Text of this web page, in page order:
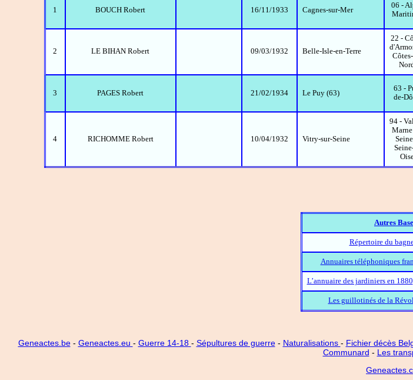
1 BOUCH Robert 16/11/1933 Cagnes-sur-Mer
06 -
2 LE BIHAN Robert 09/03/1932 Belle-Isle-en-Terre
22 -
3 PAGES Robert 21/02/1934 Le Puy (63)
63 -
de-
4 RICHOMME Robert 10/04/1932 Vitry-sur-Seine
94 -
Autres
Répertoire du
Annuaires téléphoniques
L’annuaire des jardiniers en 1880
Les guillotinés de la
Geneactes.be- Geneactes.eu - Guerre 14-18 - Sépultures de guerre- Naturalisations - Fichier décès
Communard - Les